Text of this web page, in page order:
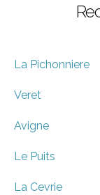
La Pichonniere
Veret
Avigne
Le Puits
La Cevrie